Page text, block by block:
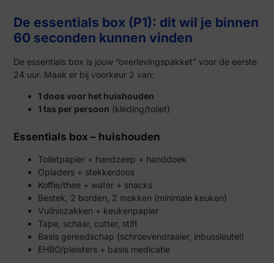
De essentials box (P1): dit wil je binnen
60 seconden kunnen vinden
De essentials box is jouw “overlevingspakket” voor de eerste
24 uur. Maak er bij voorkeur 2 van:
1 doos voor het huishouden
1 tas per persoon (kleding/toilet)
Essentials box – huishouden
Toiletpapier + handzeep + handdoek
Opladers + stekkerdoos
Koffie/thee + water + snacks
Bestek, 2 borden, 2 mokken (minimale keuken)
Vuilniszakken + keukenpapier
Tape, schaar, cutter, stift
Basis gereedschap (schroevendraaier, inbussleutel)
EHBO/pleisters + basis medicatie